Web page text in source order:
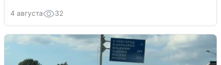
4 августа 32